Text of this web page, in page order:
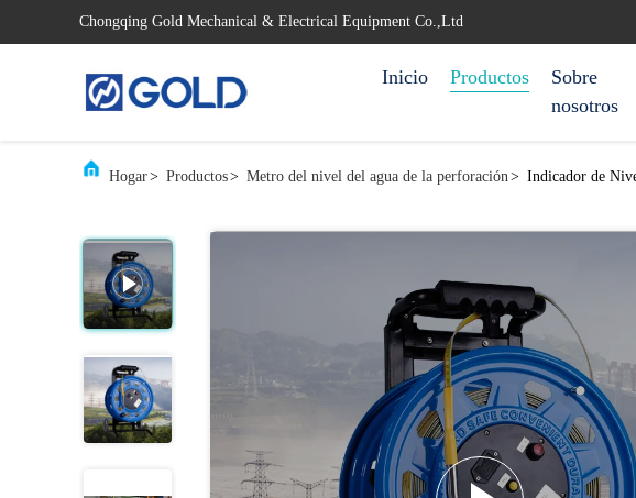
Chongqing Gold Mechanical & Electrical Equipment Co.,Ltd
Inicio Productos
Sobre
nosotros
Hogar> Productos> Metro del nivel del agua de la perforación> Indicador de